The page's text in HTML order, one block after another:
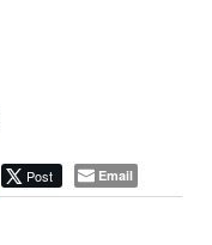
Post Email